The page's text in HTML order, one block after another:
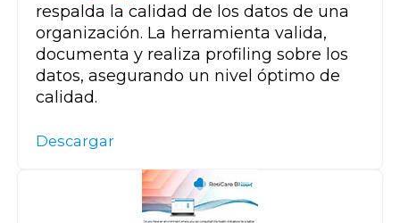
respalda la calidad de los datos de una
organización. La herramienta valida,
documenta y realiza profiling sobre los
datos, asegurando un nivel óptimo de
calidad.
Descargar